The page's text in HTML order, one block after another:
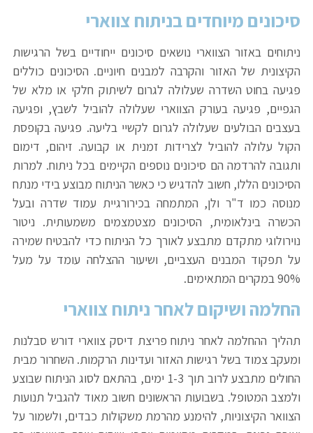
סיכונים מיוחדים בניתוח צווארי
ניתוחים באזור הצווארי נושאים סיכונים ייחודיים בשל הרגישות
הקיצונית של האזור והקרבה למבנים חיוניים. הסיכונים כוללים
פגיעה בחוט השדרה שעלולה לגרום לשיתוק חלקי או מלא של
הגפיים, פגיעה בעורק הצווארי שעלולה להוביל לשבץ, ופגיעה
בעצבים הבולעים שעלולה לגרום לקשיי בליעה. פגיעה בקופסת
הקול עלולה להוביל לצרידות זמנית או קבועה. זיהום, דימום
ותגובה להרדמה הם סיכונים נוספים הקיימים בכל ניתוח. למרות
הסיכונים הללו, חשוב להדגיש כי כאשר הניתוח מבוצע בידי מנתח
מנוסה כמו ד"ר ולן, המתמחה בכירורגיית עמוד שדרה ובעל
הכשרה בינלאומית, הסיכונים מצטמצמים משמעותית. ניטור
נוירולוגי מתקדם מתבצע לאורך כל הניתוח כדי להבטיח שמירה
על תפקוד המבנים העצביים, ושיעור ההצלחה עומד על מעל
90% במקרים המתאימים.
החלמה ושיקום לאחר ניתוח צווארי
תהליך ההחלמה לאחר ניתוח פריצת דיסק צווארי דורש סבלנות
ומעקב צמוד בשל רגישות האזור ועדינות הרקמות. השחרור מבית
החולים מתבצע לרוב תוך 1-3 ימים, בהתאם לסוג הניתוח שבוצע
ולמצב המטופל. בשבועות הראשונים חשוב מאוד להגביל תנועות
הצוואר הקיצוניות, להימנע מהרמת משקולות כבדים, ולשמור על